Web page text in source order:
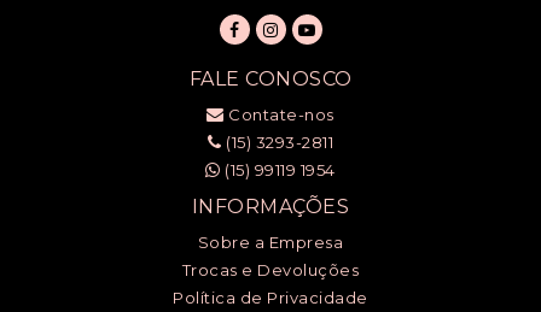
FALE CONOSCO
Contate-nos
(15) 3293-2811
(15) 99119 1954
INFORMAÇÕES
Sobre a Empresa
Trocas e Devoluções
Política de Privacidade